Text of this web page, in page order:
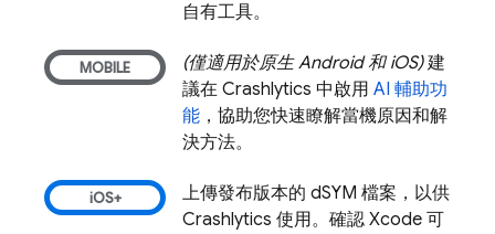
自有工具。
(僅適用於原生 Android 和 iOS)建
議在 Crashlytics 中啟用 AI 輔助功
能 ，協助您快速瞭解當機原因和解
決方法。
上傳發布版本的 dSYM 檔案，以供
Crashlytics 使用。確認 Xcode 可